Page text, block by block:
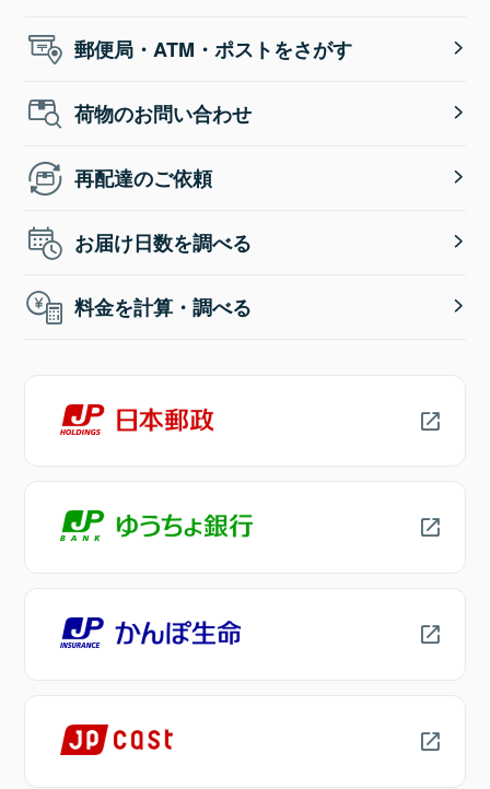
郵便局・ATM・ポストをさがす
荷物のお問い合わせ
再配達のご依頼
お届け日数を調べる
料金を計算・調べる